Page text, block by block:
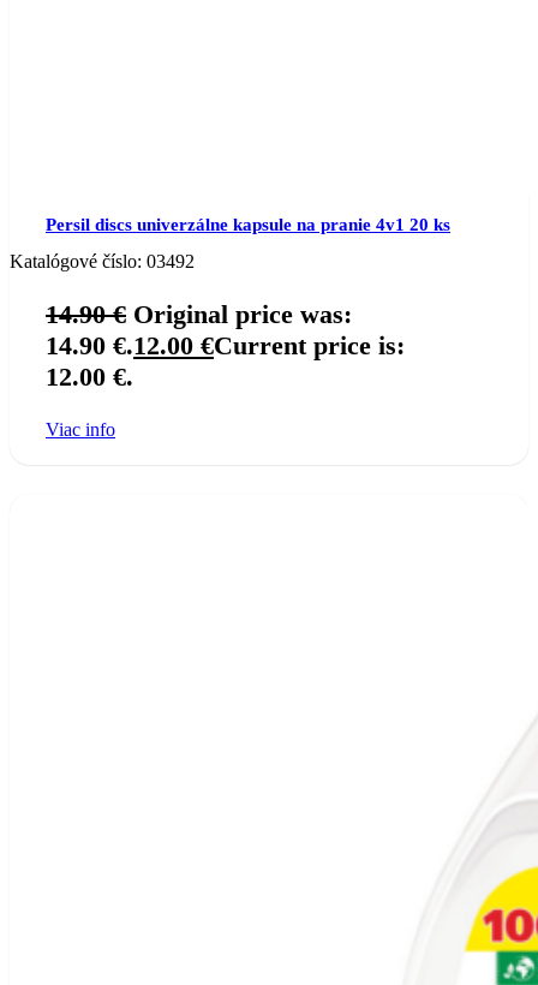
Persil discs univerzálne kapsule na pranie 4v1 20 ks
Katalógové číslo: 03492
14.90€ Original price was:
14.90 €.12.00 €Current price is:
12.00 €.
Viac info